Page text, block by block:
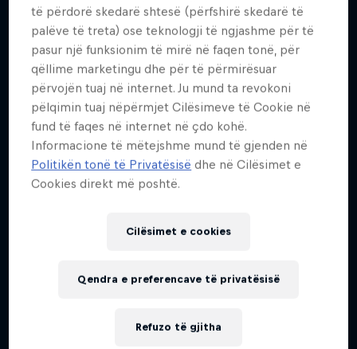
të përdorë skedarë shtesë (përfshirë skedarë të
palëve të treta) ose teknologji të ngjashme për të
pasur një funksionim të mirë në faqen tonë, për
qëllime marketingu dhe për të përmirësuar
përvojën tuaj në internet. Ju mund ta revokoni
pëlqimin tuaj nëpërmjet Cilësimeve të Cookie në
fund të faqes në internet në çdo kohë.
Informacione të mëtejshme mund të gjenden në
Politikën tonë të Privatësisë dhe në Cilësimet e
Cookies direkt më poshtë.
Cilësimet e cookies
Refuzo të gjitha
Qendra e preferencave të privatësisë